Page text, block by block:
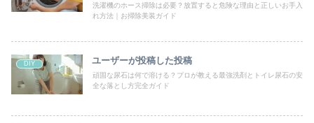
洗濯機のホース掃除は必要？放置すると危険な理由と正しいお手入
れ方法｜お掃除美装ガイド
DIY ユーザーが投稿した投稿
頑固な尿石は何で溶ける？プロが教える最強洗剤とトイレ尿石の安
全な落とし方完全ガイド